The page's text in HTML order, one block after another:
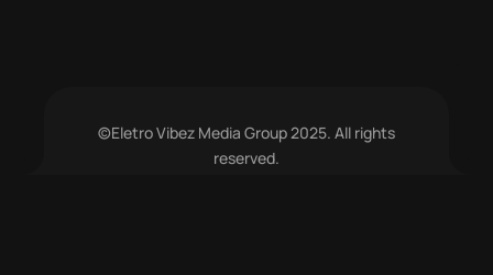
©Eletro Vibez Media Group 2025. All rights
reserved.